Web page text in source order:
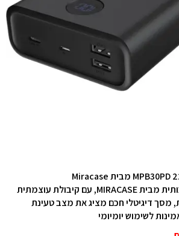
סוללת גיבוי מהירה ואיכותית מבית MIRACASE, עם קיבולת עוצמתית
מסך דיגיטלי חכם מציג את מצב טעינת
לשימוש יומיומי